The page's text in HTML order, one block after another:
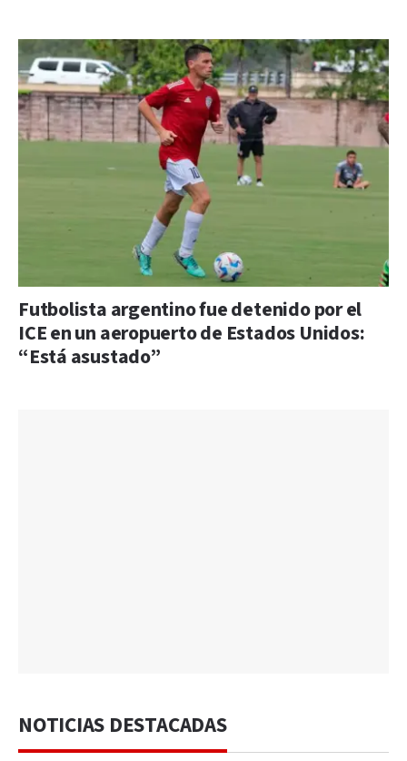
Futbolista argentino fue detenido por el
ICE en un aeropuerto de Estados Unidos:
“Está asustado”
NOTICIAS DESTACADAS